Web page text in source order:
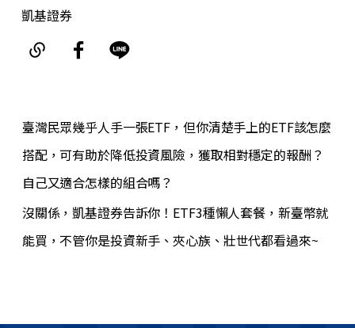
凱基證券
臺灣民眾幾乎人手一張ETF，但你清楚手上的ETF該怎麼
搭配，可有助於降低投資風險，獲取相對穩定的報酬？
自己又適合怎樣的組合嗎？
沒關係，凱基證券告訴你！ETF3種懶人套餐，新臺幣就
能買，不管你是投資新手、夾心族、壯世代都看過來~